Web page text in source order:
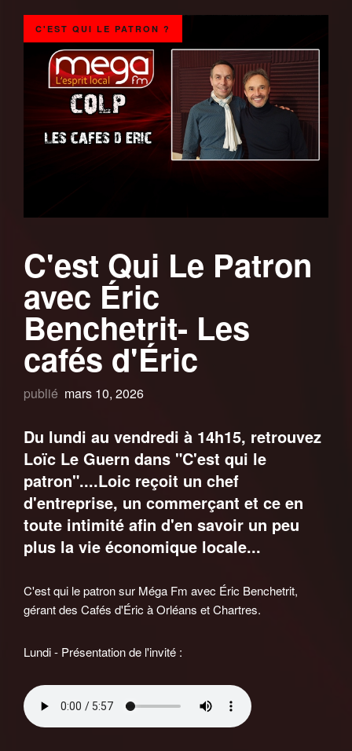
C'EST QUI LE PATRON ?
C'est Qui Le Patron
avec Éric
Benchetrit- Les
cafés d'Éric
publié mars 10, 2026
Du lundi au vendredi à 14h15, retrouvez
Loïc Le Guern dans "C'est qui le
patron"....Loic reçoit un chef
d'entreprise, un commerçant et ce en
toute intimité afin d'en savoir un peu
plus la vie économique locale...
C'est qui le patron sur Méga Fm avec Éric Benchetrit,
gérant des Cafés d'Éric à Orléans et Chartres.
Lundi - Présentation de l'invité :